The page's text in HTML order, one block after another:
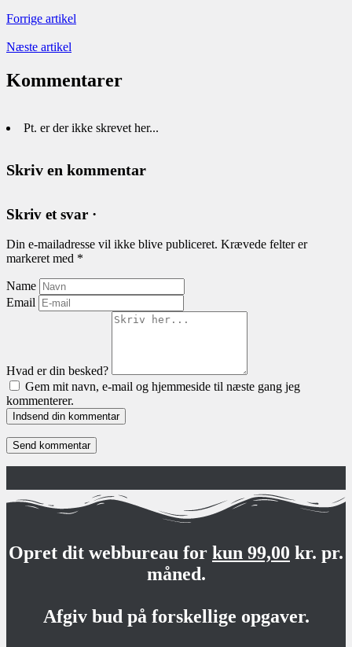
Forrige artikel
Næste artikel
Kommentarer
Pt. er der ikke skrevet her...
Skriv en kommentar
Skriv et svar ·
Din e-mailadresse vil ikke blive publiceret. Krævede felter er
markeret med *
Name
Email
Hvad er din besked?
Gem mit navn, e-mail og hjemmeside til næste gang jeg
kommenterer.
Indsend din kommentar
Opret dit webbureau for kun 99,00 kr. pr.
måned.
Afgiv bud på forskellige opgaver.